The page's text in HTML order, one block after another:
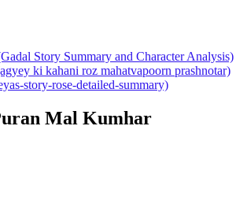
Story Summary and Character Analysis)
ki kahani roz mahatvapoorn prashnotar)
story-rose-detailed-summary)
Mal Kumhar